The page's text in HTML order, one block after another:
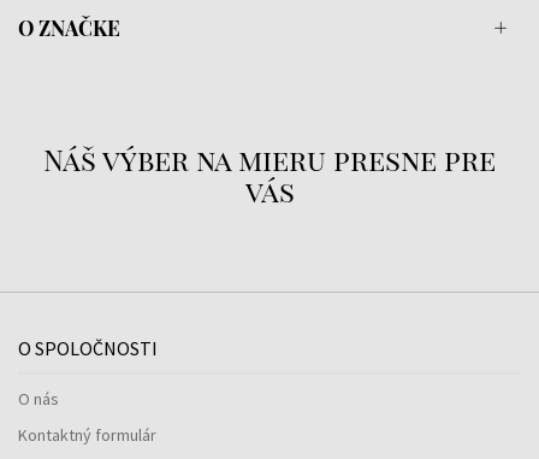
O ZNAČKE
Náš výber na mieru presne pre
vás
O SPOLOČNOSTI
O nás
Kontaktný formulár